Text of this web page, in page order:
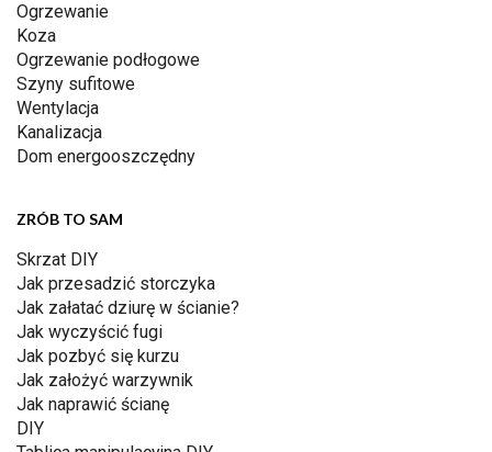
Ogrzewanie
Koza
Ogrzewanie podłogowe
Szyny sufitowe
Wentylacja
Kanalizacja
Dom energooszczędny
ZRÓB TO SAM
Skrzat DIY
Jak przesadzić storczyka
Jak załatać dziurę w ścianie?
Jak wyczyścić fugi
Jak pozbyć się kurzu
Jak założyć warzywnik
Jak naprawić ścianę
DIY